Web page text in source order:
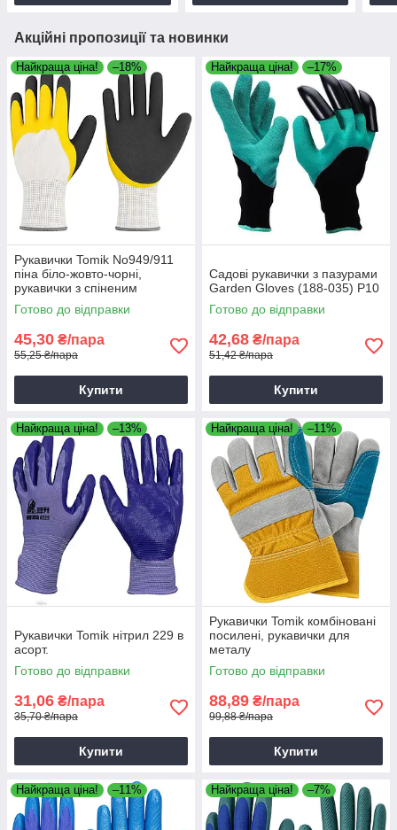
Акційні пропозиції та новинки
Найкраща ціна! –18%
Рукавички Tomik No949/911
піна біло-жовто-чорні,
рукавички з спіненим
нітрилом
Готово до відправки
45,30 ₴/пара
55,25 ₴/пара
Купити
Найкраща ціна! –17%
Садові рукавички з пазурами
Garden Gloves (188-035) Р10
Готово до відправки
42,68 ₴/пара
51,42 ₴/пара
Купити
Найкраща ціна! –13%
Рукавички Tomik нітрил 229 в
асорт.
Готово до відправки
31,06 ₴/пара
35,70 ₴/пара
Купити
Найкраща ціна! –11%
Рукавички Tomik комбіновані
посилені, рукавички для
металу
Готово до відправки
88,89 ₴/пара
99,88 ₴/пара
Купити
Найкраща ціна! –11% Найкраща ціна! –7%